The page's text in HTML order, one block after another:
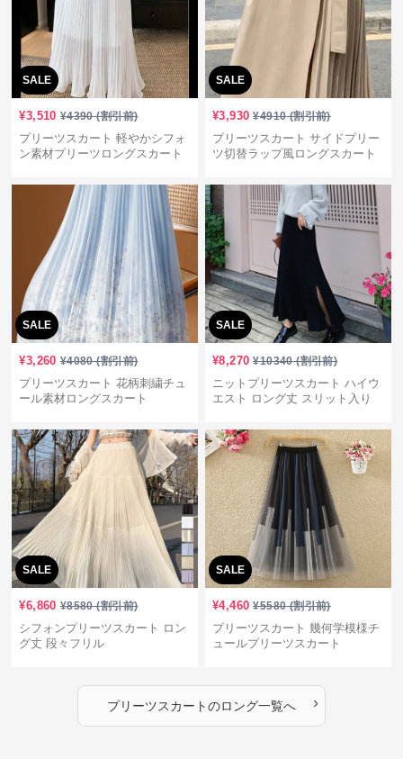
SALE
¥3,510 ¥4390(割引前)
プリーツスカート 軽やかシフォ
ン素材プリーツロングスカート
SALE
¥3,930 ¥4910(割引前)
プリーツスカート サイドプリー
ツ切替ラップ風ロングスカート
SALE
¥3,260 ¥4080(割引前)
プリーツスカート 花柄刺繍チュ
ール素材ロングスカート
SALE
¥8,270 ¥10340(割引前)
ニットプリーツスカート ハイウ
エスト ロング丈 スリット入り
SALE
¥6,860 ¥8580(割引前)
シフォンプリーツスカート ロン
グ丈 段々フリル
SALE
¥4,460 ¥5580(割引前)
プリーツスカート 幾何学模様チ
ュールプリーツスカート
プリーツスカートのロング一覧へ ›